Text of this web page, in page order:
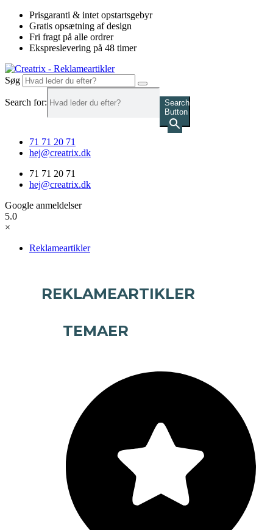
Videre
indhold
Prisgaranti & intet opstartsgebyr
Gratis opsætning af design
Fri fragt på alle ordrer
Ekspreslevering på 48 timer
Søg
Search for:
Search
Button
71 71 20 71
hej@creatrix.dk
71 71 20 71
hej@creatrix.dk
Google anmeldelser
5.0
×
Reklameartikler
REKLAMEARTIKLER
TEMAER